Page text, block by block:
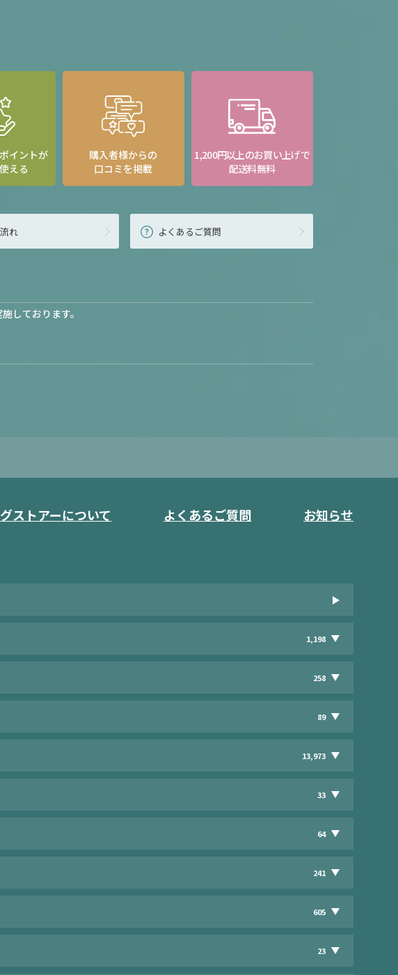
イントが
える
購入者様からの
口コミを掲載
1,200円以上のお買い上げで
配送料無料
れ よくあるご質問
しております。
ストアーについて よくあるご質問 お知らせ
1,198
258
89
13,973
33
64
241
605
23